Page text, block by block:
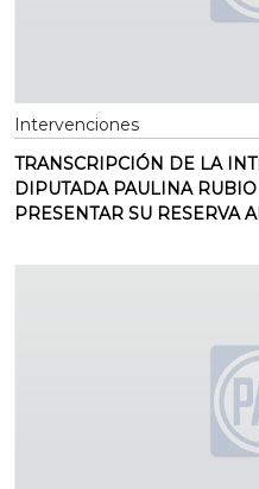
Intervenciones
TRANSCRIPCIÓN DE LA
DIPUTADA PAULINA
PRESENTAR SU RESERVA